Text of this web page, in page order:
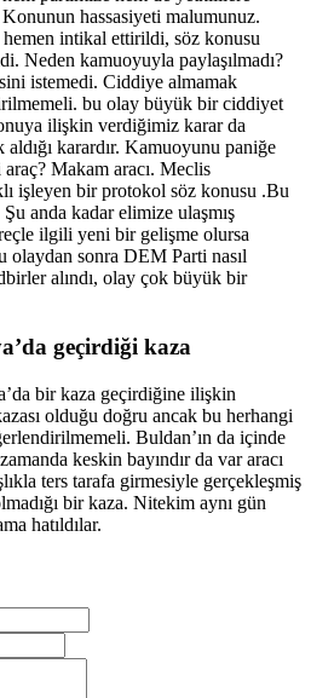
hassasiyeti malumunuz.
intikal ettirildi, söz konusu
Neden kamuoyuyla paylaşılmadı?
istemedi. Ciddiye almamak
bu olay büyük bir ciddiyet
ilişkin verdiğimiz karar da
karardır. Kamuoyunu paniğe
Makam aracı. Meclis
işleyen bir protokol söz konusu .Bu
anda kadar elimize ulaşmış
ilgili yeni bir gelişme olursa
olaydan sonra DEM Parti nasıl
alındı, olay çok büyük bir
geçirdiği kaza
bir kaza geçirdiğine ilişkin
olduğu doğru ancak bu herhangi
Buldan’ın da içinde
keskin bayındır da var aracı
ters tarafa girmesiyle gerçekleşmiş
bir kaza. Nitekim aynı gün
hatıldılar.